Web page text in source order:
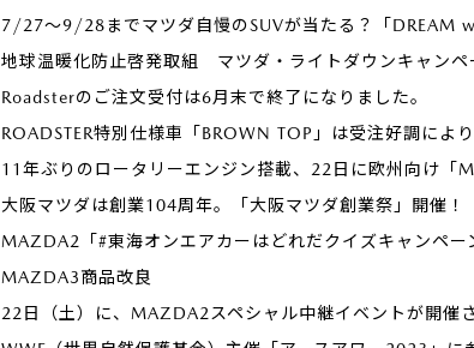
7/27～9/28までマツダ自慢のSUVが当たる？「DREAM
地球温暖化防止啓発取組 マツダ・ライトダウンキャンペ
Roadsterのご注文受付は6月末で終了になりました。
ROADSTER特別仕様車「BROWN TOP」は受注好調によ
11年ぶりのロータリーエンジン搭載、22日に欧州向け「
大阪マツダは創業104周年。「大阪マツダ創業祭」開催
MAZDA2「#東海オンエアカーはどれだクイズキャンペ
MAZDA3商品改良
22日（土）に、MAZDA2スペシャル中継イベントが開催さ